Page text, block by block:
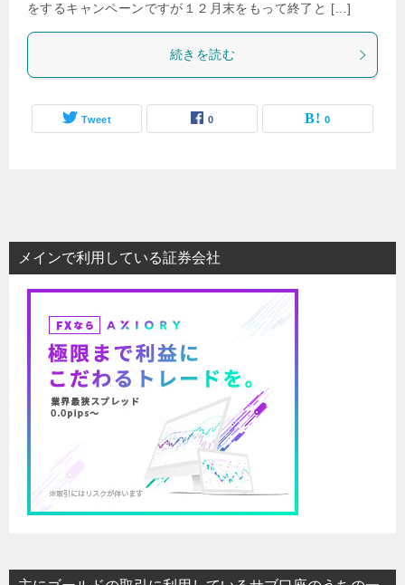
をするキャンペーンですが１２月末をもって終了と […]
続きを読む
Tweet 0 0
メインで利用している証券会社